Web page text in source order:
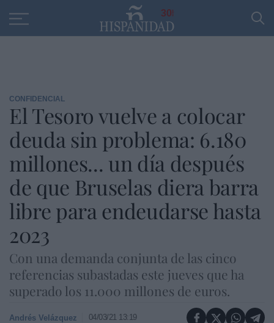
30
CONFIDENCIAL
El Tesoro vuelve a colocar
deuda sin problema: 6.180
millones... un día después
de que Bruselas diera barra
libre para endeudarse hasta
2023
Con una demanda conjunta de las cinco
referencias subastadas este jueves que ha
superado los 11.000 millones de euros.
Andrés Velázquez 04/03/21 13:19